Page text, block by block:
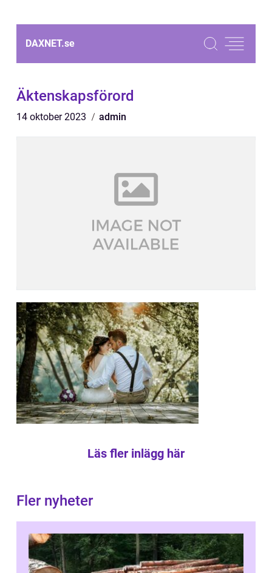
DAXNET.se
Äktenskapsförord
14 oktober 2023 admin
Läs fler inlägg här
Fler nyheter